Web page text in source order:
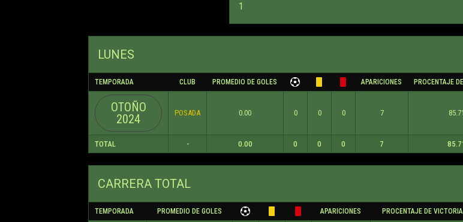
1
LUNES
TEMPORADA CLUB PROMEDIO DE GOLES APARICIONES PROCENTAJE
OTOÑO
2024
POSADA 0.00 0 0 0 7 85.71
TOTAL - 0.00 0 0 0 7
CARRERA TOTAL
TEMPORADA PROMEDIO DE GOLES APARICIONES PROCENTAJE DE